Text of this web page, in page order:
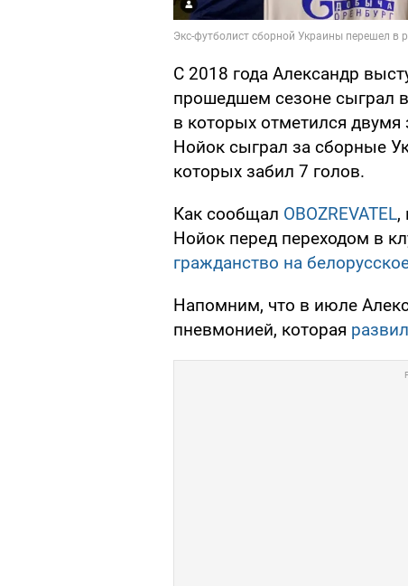
С 2018 года Александр
прошедшем сезоне сыграл
в которых отметился
Нойок сыграл за сборные
которых забил 7 голов.
Как сообщал OBOZREVATEL,
Нойок перед переходом в
гражданство на
Напомним, что в июле
пневмонией, которая